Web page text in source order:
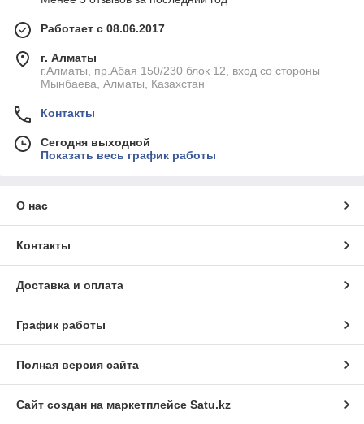
Работает с 08.06.2017
г. Алматы
г.Алматы, пр.Абая 150/230 блок 12, вход со стороны
Мынбаева, Алматы, Казахстан
Контакты
Сегодня выходной
Показать весь график работы
О нас
Контакты
Доставка и оплата
График работы
Полная версия сайта
Сайт создан на маркетплейсе Satu.kz